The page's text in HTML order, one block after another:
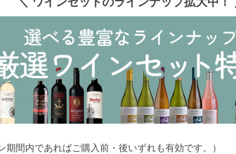
間内であればご購入前・後いずれも有効です。）